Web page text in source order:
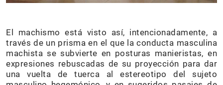
El machismo está visto así, intencionadamente, a
través de un prisma en el que la conducta masculina
machista se subvierte en posturas manieristas, en
expresiones rebuscadas de su proyección para dar
una vuelta de tuerca al estereotipo del sujeto